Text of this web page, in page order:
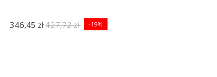
346,45 zł427,72 zł -19%